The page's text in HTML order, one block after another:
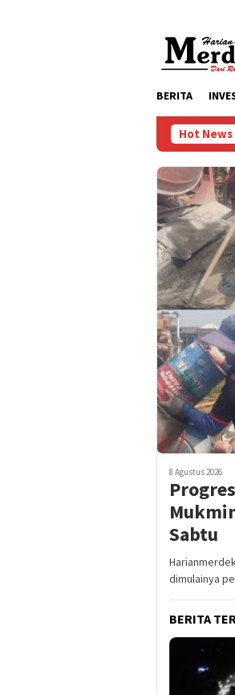
BERITA
Hot News
Progres Pelaksanaan
8 Agustus 2026
Sabtu
dimulainya
BERITA